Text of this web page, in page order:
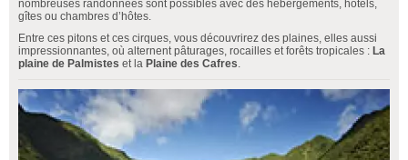
nombreuses randonnées sont possibles avec des hébergements, hôtels,
gîtes ou chambres d’hôtes.
Entre ces pitons et ces cirques, vous découvrirez des plaines, elles aussi
impressionnantes, où alternent pâturages, rocailles et forêts tropicales : La
plaine de Palmistes et la Plaine des Cafres.